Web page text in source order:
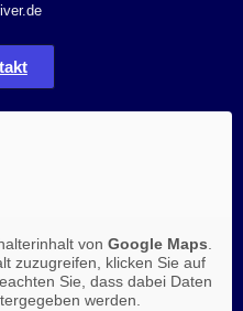
von Google Maps.
zuzugreifen, klicken Sie auf
Sie, dass dabei Daten
werden.